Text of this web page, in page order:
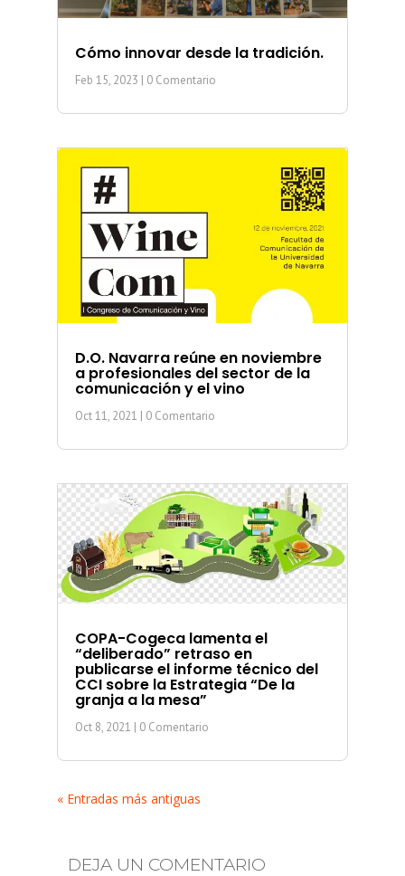
Cómo innovar desde la tradición.
Feb 15, 2023 | 0 Comentario
D.O. Navarra reúne en noviembre
a profesionales del sector de la
comunicación y el vino
Oct 11, 2021 | 0 Comentario
COPA-Cogeca lamenta el
“deliberado” retraso en
publicarse el informe técnico del
CCI sobre la Estrategia “De la
granja a la mesa”
Oct 8, 2021 | 0 Comentario
« Entradas más antiguas
DEJA UN COMENTARIO